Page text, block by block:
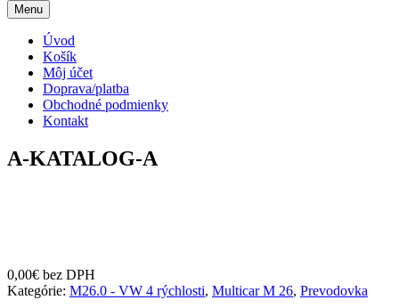
Menu
Úvod
Košík
Môj účet
Doprava/platba
Obchodné podmienky
Kontakt
A-KATALOG-A
0,00€ bez DPH
Kategórie: M26.0 - VW 4 rýchlosti, Multicar M 26, Prevodovka